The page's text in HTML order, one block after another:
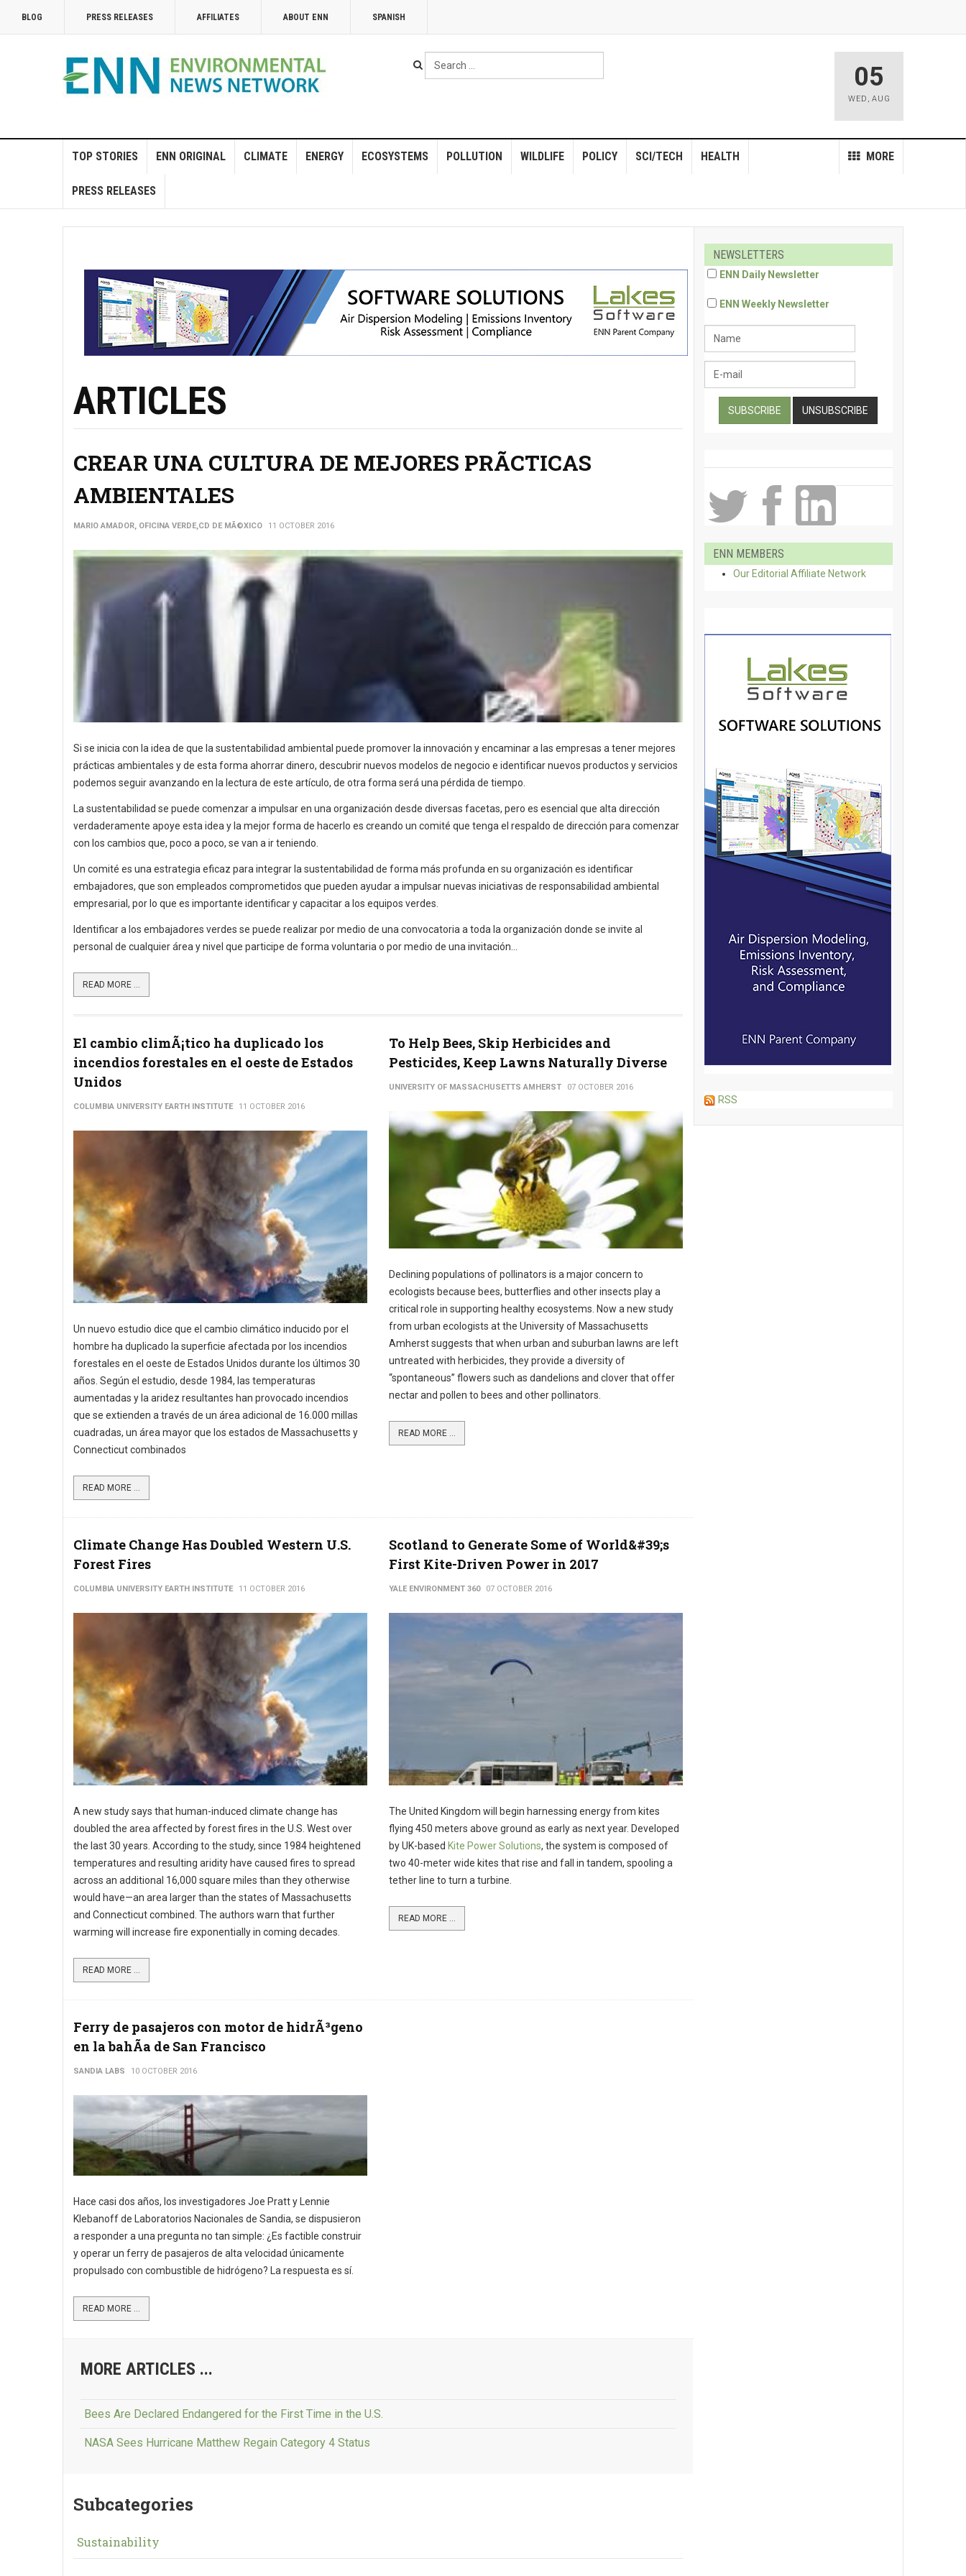
BLOG PRESS RELEASES AFFILIATES ABOUT ENN SPANISH
Search
...
05
WED , AUG
TOP STORIES ENN ORIGINAL CLIMATE ENERGY ECOSYSTEMS POLLUTION WILDLIFE POLICY MORE
SCI/TECH HEALTH
PRESS RELEASES
ARTICLES
CREAR UNA CULTURA DE MEJORES PRÃCTICAS
AMBIENTALES
MARIO AMADOR, OFICINA VERDE,CD DE MÃ©XICO 11 OCTOBER 2016
Si se inicia con la idea de que la sustentabilidad ambiental puede promover la innovación y encaminar a las empresas a tener mejores
prácticas ambientales y de esta forma ahorrar dinero, descubrir nuevos modelos de negocio e identificar nuevos productos y servicios
podemos seguir avanzando en la lectura de este artículo, de otra forma será una pérdida de tiempo.
La sustentabilidad se puede comenzar a impulsar en una organización desde diversas facetas, pero es esencial que alta dirección
verdaderamente apoye esta idea y la mejor forma de hacerlo es creando un comité que tenga el respaldo de dirección para comenzar
con los cambios que, poco a poco, se van a ir teniendo.
Un comité es una estrategia eficaz para integrar la sustentabilidad de forma más profunda en su organización es identificar
embajadores, que son empleados comprometidos que pueden ayudar a impulsar nuevas iniciativas de responsabilidad ambiental
empresarial, por lo que es importante identificar y capacitar a los equipos verdes.
Identificar a los embajadores verdes se puede realizar por medio de una convocatoria a toda la organización donde se invite al
personal de cualquier área y nivel que participe de forma voluntaria o por medio de una invitación...
READ MORE ...
El cambio climÃ¡tico ha duplicado los
incendios forestales en el oeste de Estados
Unidos
COLUMBIA UNIVERSITY EARTH INSTITUTE 11 OCTOBER 2016
Un nuevo estudio dice que el cambio climático inducido por el
hombre ha duplicado la superficie afectada por los incendios
forestales en el oeste de Estados Unidos durante los últimos 30
años. Según el estudio, desde 1984, las temperaturas
aumentadas y la aridez resultantes han provocado incendios
que se extienden a través de un área adicional de 16.000 millas
cuadradas, un área mayor que los estados de Massachusetts y
Connecticut combinados
READ MORE ...
To Help Bees, Skip Herbicides and
Pesticides, Keep Lawns Naturally Diverse
UNIVERSITY OF MASSACHUSETTS AMHERST 07 OCTOBER 2016
Declining populations of pollinators is a major concern to
ecologists because bees, butterflies and other insects play a
critical role in supporting healthy ecosystems. Now a new study
from urban ecologists at the University of Massachusetts
Amherst suggests that when urban and suburban lawns are left
untreated with herbicides, they provide a diversity of
“spontaneous” flowers such as dandelions and clover that offer
nectar and pollen to bees and other pollinators.
READ MORE ...
Climate Change Has Doubled Western U.S.
Forest Fires
COLUMBIA UNIVERSITY EARTH INSTITUTE 11 OCTOBER 2016
A new study says that human-induced climate change has
doubled the area affected by forest fires in the U.S. West over
the last 30 years. According to the study, since 1984 heightened
temperatures and resulting aridity have caused fires to spread
across an additional 16,000 square miles than they otherwise
would have—an area larger than the states of Massachusetts
and Connecticut combined. The authors warn that further
warming will increase fire exponentially in coming decades.
READ MORE ...
Scotland to Generate Some of World&#39;s
First Kite-Driven Power in 2017
YALE ENVIRONMENT 360 07 OCTOBER 2016
The United Kingdom will begin harnessing energy from kites
flying 450 meters above ground as early as next year. Developed
by UK-based Kite Power Solutions, the system is composed of
two 40-meter wide kites that rise and fall in tandem, spooling a
tether line to turn a turbine.
READ MORE ...
Ferry de pasajeros con motor de hidrÃ³geno
en la bahÃ­a de San Francisco
SANDIA LABS 10 OCTOBER 2016
Hace casi dos años, los investigadores Joe Pratt y Lennie
Klebanoff de Laboratorios Nacionales de Sandia, se dispusieron
a responder a una pregunta no tan simple: ¿Es factible construir
y operar un ferry de pasajeros de alta velocidad únicamente
propulsado con combustible de hidrógeno? La respuesta es sí.
READ MORE ...
MORE ARTICLES ...
Bees Are Declared Endangered for the First Time in the U.S.
NASA Sees Hurricane Matthew Regain Category 4 Status
Subcategories
Sustainability
NEWSLETTERS
ENN Daily Newsletter
ENN Weekly Newsletter
ENN MEMBERS
Our Editorial Affiliate Network
RSS